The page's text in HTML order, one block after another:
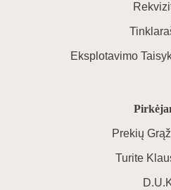
Eksplotavimo
Prekių
Turite